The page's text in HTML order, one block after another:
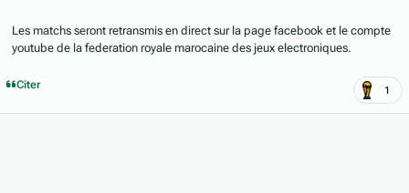
Les matchs seront retransmis en direct sur la page facebook et le compte
youtube de la federation royale marocaine des jeux electroniques.
Citer 1